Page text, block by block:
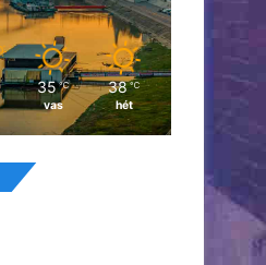
35 ℃
vas
38 ℃
hét